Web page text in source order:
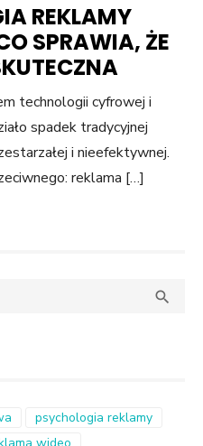
REKLAMY
SPRAWIA, ŻE
technologii cyfrowej i
spadek tradycyjnej
i nieefektywnej.
reklama […]

psychologia reklamy
wideo